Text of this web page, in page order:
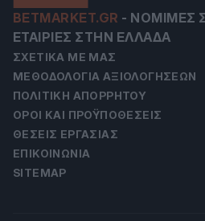
BETMARKET.GR - ΝΌΜΙΜΕΣ
ΕΤΑΙΡΊΕΣ ΣΤΗΝ ΕΛΛΆΔΑ
ΣΧΕΤΙΚΆ ΜΕ ΜΑΣ
ΜΕΘΟΔΟΛΟΓΊΑ ΑΞΙΟΛΟΓΉΣΕΩΝ
ΠΟΛΙΤΙΚΉ ΑΠΟΡΡΉΤΟΥ
ΌΡΟΙ ΚΑΙ ΠΡΟΫΠΟΘΈΣΕΙΣ
ΘΈΣΕΙΣ ΕΡΓΑΣΊΑΣ
ΕΠΙΚΟΙΝΩΝΊΑ
SITEMAP